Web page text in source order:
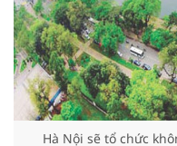
Hà Nội sẽ tổ chức